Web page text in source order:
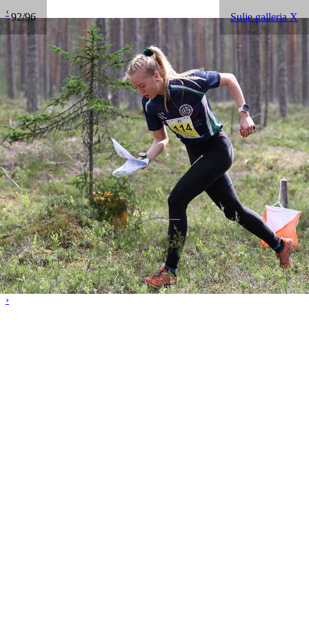
92/96 Sulje galleria X
‹
›